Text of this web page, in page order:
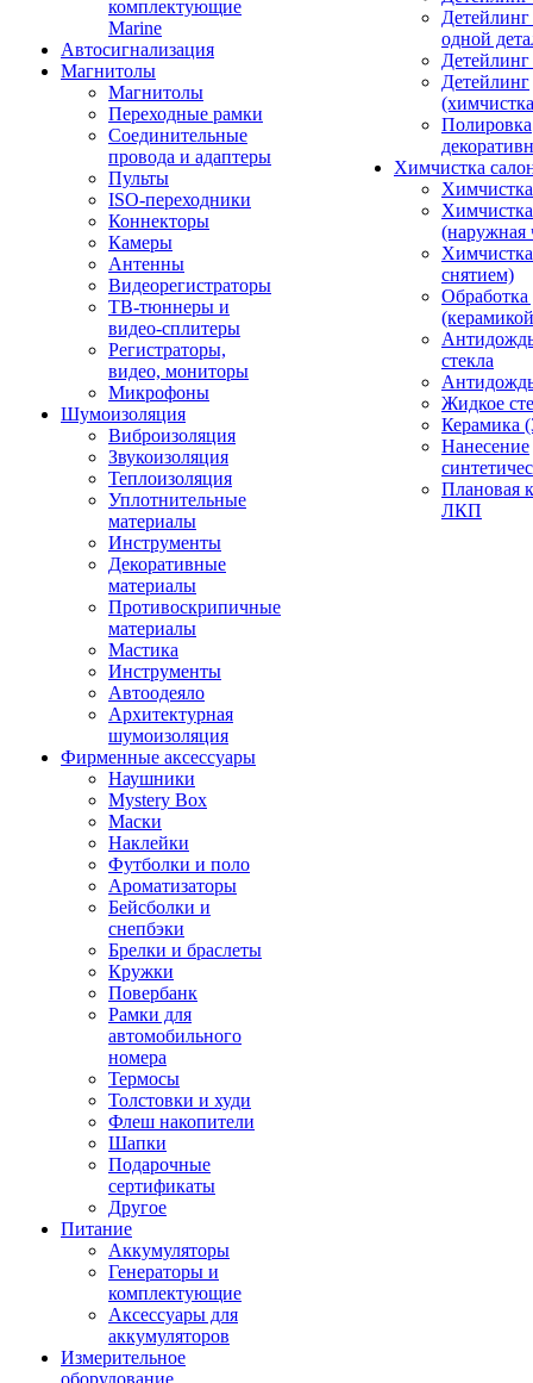
комплектующие
Marine
Автосигнализация
Магнитолы
Магнитолы
Переходные рамки
Соединительные
провода и адаптеры
Пульты
ISO-переходники
Коннекторы
Камеры
Антенны
Видеорегистраторы
ТВ-тюннеры и
видео-сплитеры
Регистраторы,
видео, мониторы
Микрофоны
Шумоизоляция
Виброизоляция
Звукоизоляция
Теплоизоляция
Уплотнительные
материалы
Инструменты
Декоративные
материалы
Противоскрипичные
материалы
Мастика
Инструменты
Автоодеяло
Архитектурная
шумоизоляция
Фирменные аксессуары
Наушники
Mystery Box
Маски
Наклейки
Футболки и поло
Ароматизаторы
Бейсболки и
снепбэки
Брелки и браслеты
Кружки
Повербанк
Рамки для
автомобильного
номера
Термосы
Толстовки и худи
Флеш накопители
Шапки
Подарочные
сертификаты
Другое
Питание
Аккумуляторы
Генераторы и
комплектующие
Аксессуары для
аккумуляторов
Измерительное
оборудование
одной
Детейлинг
Полировка
Химчистка
(наружная
снятием)
Обработка
стекла
Жидкое
Керамика
Нанесение
Плановая
ЛКП